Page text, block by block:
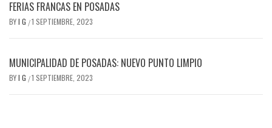
FERIAS FRANCAS EN POSADAS
BYI G /1 SEPTIEMBRE, 2023
MUNICIPALIDAD DE POSADAS: NUEVO PUNTO LIMPIO
BYI G /1 SEPTIEMBRE, 2023